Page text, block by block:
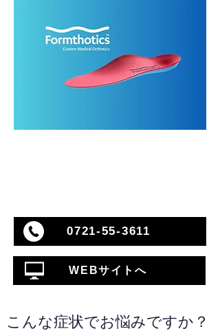
0721-55-3611
WEBサイトへ
こんな症状でお悩みですか？